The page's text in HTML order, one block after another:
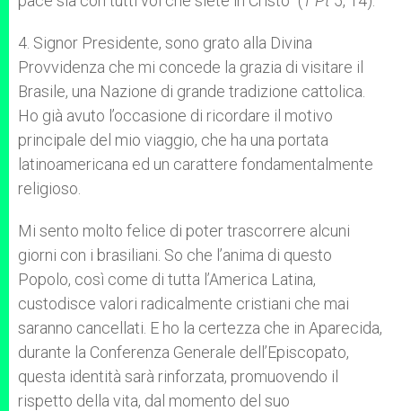
4. Signor Presidente, sono grato alla Divina
Provvidenza che mi concede la grazia di visitare il
Brasile, una Nazione di grande tradizione cattolica.
Ho già avuto l’occasione di ricordare il motivo
principale del mio viaggio, che ha una portata
latinoamericana ed un carattere fondamentalmente
religioso.
Mi sento molto felice di poter trascorrere alcuni
giorni con i brasiliani. So che l’anima di questo
Popolo, così come di tutta l’America Latina,
custodisce valori radicalmente cristiani che mai
saranno cancellati. E ho la certezza che in Aparecida,
durante la Conferenza Generale dell’Episcopato,
questa identità sarà rinforzata, promuovendo il
rispetto della vita, dal momento del suo